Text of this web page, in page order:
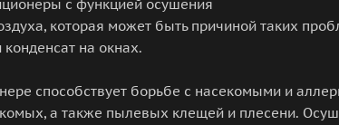
с функцией осушения
которая может быть причиной таких
на окнах.
способствует борьбе с насекомыми и
а также пылевых клещей и плесени.